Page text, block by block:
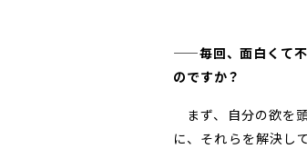
——毎回、面白くて不
のですか？
まず、自分の欲を
に、それらを解決し